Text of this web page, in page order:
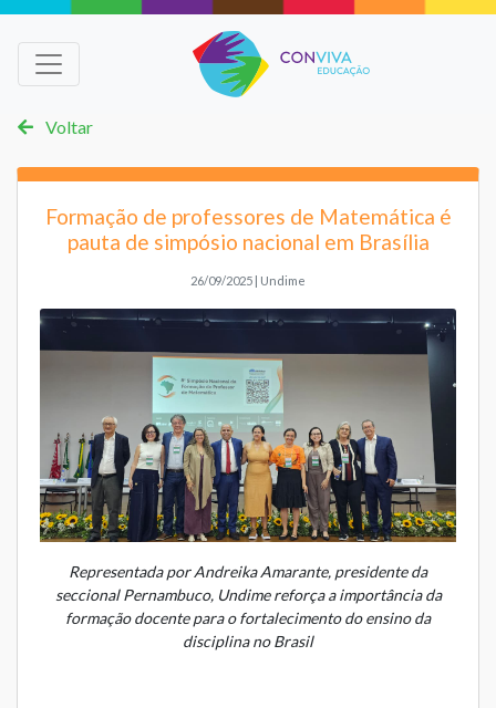
Voltar
Formação de professores de Matemática é
pauta de simpósio nacional em Brasília
26/09/2025 | Undime
Representada por Andreika Amarante, presidente da
seccional Pernambuco, Undime reforça a importância da
formação docente para o fortalecimento do ensino da
disciplina no Brasil